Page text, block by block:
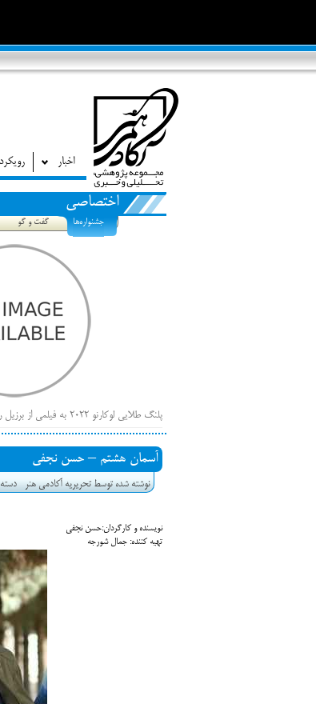
اخبار
اختصاصی
جشنواره‌ها گفت و گو
پلنگ طلایی لوکارنو ۲۰۲۲ به فیلمی از برزیل رسید
ایرانی‌ها
بیرون راندن فیلم‌های منتسب به حامیان
باز است
آسمان هشتم – حسن نجفی
نوشته شده توسط تحریریه آکادمی هنر
نویسنده و کارگردان:حسن نجفی
تهیه کننده: جمال شورجه